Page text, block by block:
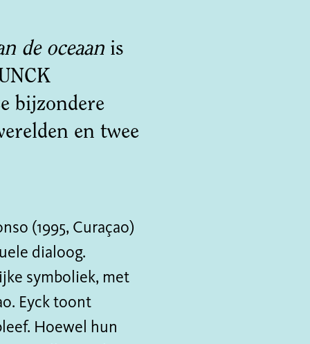
de oceaan is
bijzondere
en twee
(1995, Curaçao)
dialoog.
symboliek, met
Eyck toont
Hoewel hun